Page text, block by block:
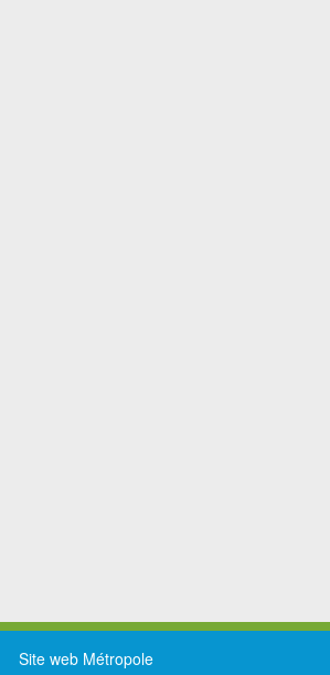
Site web Métropole